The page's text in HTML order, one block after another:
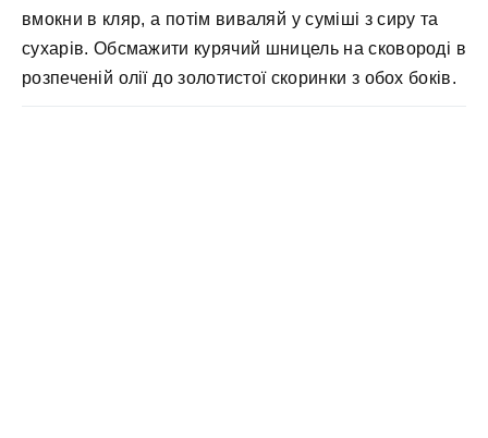
вмокни в кляр, а потім виваляй у суміші з сиру та
сухарів. Обсмажити курячий шницель на сковороді в
розпеченій олії до золотистої скоринки з обох боків.